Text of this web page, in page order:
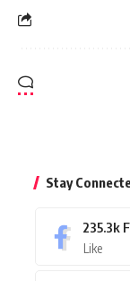
Stay
235.3k
Like